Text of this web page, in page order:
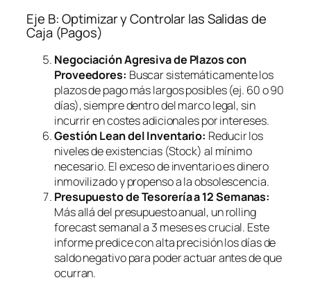
Eje B: Optimizar y Controlar las Salidas de
Caja (Pagos)
Negociación Agresiva de Plazos con
Proveedores: Buscar sistemáticamente los
plazos de pago más largos posibles (ej. 60 o 90
días), siempre dentro del marco legal, sin
incurrir en costes adicionales por intereses.
Gestión Lean del Inventario: Reducir los
niveles de existencias (Stock) al mínimo
necesario. El exceso de inventario es dinero
inmovilizado y propenso a la obsolescencia.
Presupuesto de Tesorería a 12 Semanas:
Más allá del presupuesto anual, unrolling
forecastsemanal a 3 meses es crucial. Este
informe predice con alta precisión los días de
saldo negativo para poder actuar antes de que
ocurran.